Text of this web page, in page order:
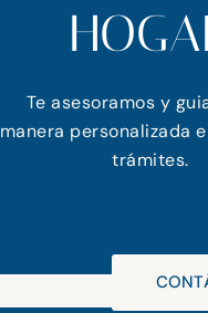
Te asesoramos y
manera personalizada
trámites.